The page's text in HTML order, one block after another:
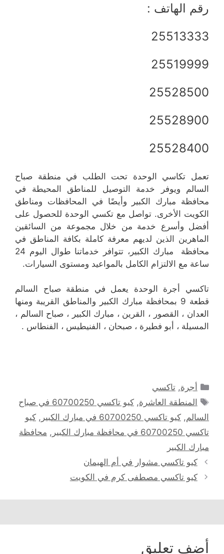
رقم الهاتف :
25513333
25519999
25528500
25528900
25528400
تعمل تكاسي الوحدة تحت الطلب في منطقة صباح
السالم ويوفر خدمة التوصيل للمناطق المحيطة في
محافظة مبارك الكبير وأيضًا في المحافظات ومناطق
الكويت الأخرى. تواصل مع تكسي الوحدة للحصول على
أفضل وأسرع خدمة من خلال مجموعة من السائقين
الماهرين الذين لديهم معرفة كاملة بكافة المناطق في
محافظة مبارك الكبير، تتوافر خدماتنا طوال اليوم 24
ساعة مع الالتزام الكامل بالمواعيد ومستوى السيارات.
تاكسي أجرة الوحدة يعمل في منطقة صباح السالم
قطعة 9 بمحافظة مبارك الكبير والمناطق القريبة ‎ومنها
العدان ، القصور ، القرين ، مبارك الكبير ، صباح السالم ،
المسيلة ، أبو فطيرة ، صبحان ، الفنيطيس ، الفنطاس .
التصنيفات
أجرة,تاكسي
الوسوم
المنطقة العاشرة,
كيو تاكسي 60700250 في صباح
السالم, كيو تاكسي 60700250 في مبارك الكبير , كيو
تاكسي 60700250 في محافظة مبارك الكبير
, محافظة
مبارك الكبير
كيو تاكسي مشوار في أم الهيمان
كيو تاكسي مصطفى كرم في الكويت
أضف تعليق